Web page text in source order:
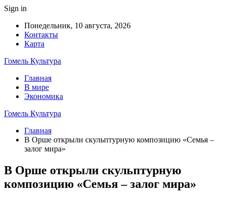
Sign in
Понедельник, 10 августа, 2026
Контакты
Карта
Гомель Культура
Главная
В мире
Экономика
Гомель Культура
Главная
В Орше открыли скульптурную композицию «Семья –
залог мира»
В Орше открыли скульптурную
композицию «Семья – залог мира»